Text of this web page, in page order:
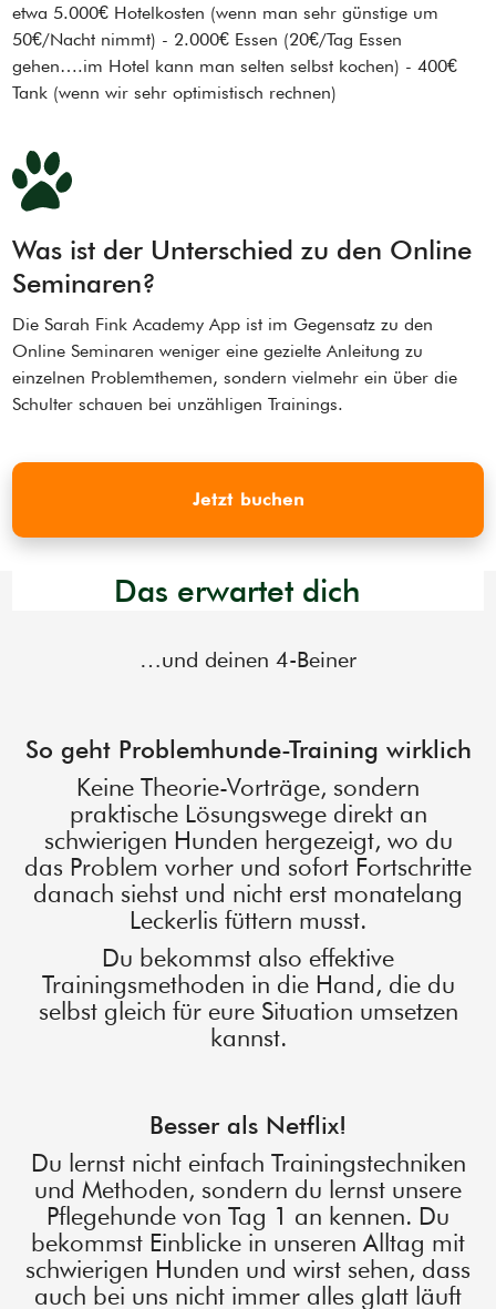
etwa 5.000€ Hotelkosten (wenn man sehr günstige um
50€/Nacht nimmt) - 2.000€ Essen (20€/Tag Essen
gehen….im Hotel kann man selten selbst kochen) - 400€
Tank (wenn wir sehr optimistisch rechnen)
Was ist der Unterschied zu den Online
Seminaren?
Die Sarah Fink Academy App ist im Gegensatz zu den
Online Seminaren weniger eine gezielte Anleitung zu
einzelnen Problemthemen, sondern vielmehr ein über die
Schulter schauen bei unzähligen Trainings.
Jetzt buchen
Das erwartet dich
…und deinen 4-Beiner
So geht Problemhunde-Training wirklich
Keine Theorie-Vorträge, sondern
praktische Lösungswege direkt an
schwierigen Hunden hergezeigt, wo du
das Problem vorher und sofort Fortschritte
danach siehst und nicht erst monatelang
Leckerlis füttern musst.
Du bekommst also effektive
Trainingsmethoden in die Hand, die du
selbst gleich für eure Situation umsetzen
kannst.
Besser als Netflix!
Du lernst nicht einfach Trainingstechniken
und Methoden, sondern du lernst unsere
Pflegehunde von Tag 1 an kennen. Du
bekommst Einblicke in unseren Alltag mit
schwierigen Hunden und wirst sehen, dass
auch bei uns nicht immer alles glatt läuft